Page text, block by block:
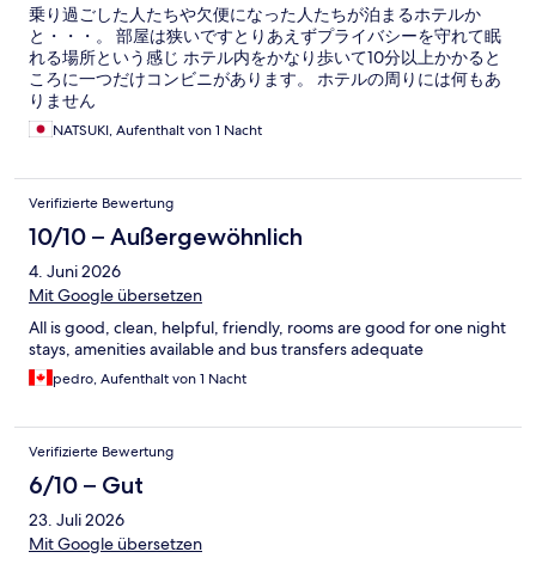
乗り過ごした人たちや欠便になった人たちが泊まるホテルか
と・・・。 部屋は狭いですとりあえずプライバシーを守れて眠
れる場所という感じ ホテル内をかなり歩いて10分以上かかると
ころに一つだけコンビニがあります。 ホテルの周りには何もあ
りません
NATSUKI, Aufenthalt von 1 Nacht
Verifizierte Bewertung
10/10 – Außergewöhnlich
4. Juni 2026
Mit Google übersetzen
All is good, clean, helpful, friendly, rooms are good for one night
stays, amenities available and bus transfers adequate
pedro, Aufenthalt von 1 Nacht
Verifizierte Bewertung
6/10 – Gut
23. Juli 2026
Mit Google übersetzen